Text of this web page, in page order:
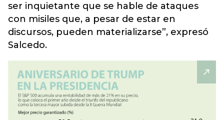
ser inquietante que se hable de ataques
con misiles que, a pesar de estar en
discursos, pueden materializarse”, expresó
Salcedo.